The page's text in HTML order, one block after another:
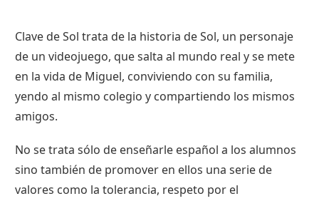
Clave de Sol trata de la historia de Sol, un personaje
de un videojuego, que salta al mundo real y se mete
en la vida de Miguel, conviviendo con su familia,
yendo al mismo colegio y compartiendo los mismos
amigos.
No se trata sólo de enseñarle español a los alumnos
sino también de promover en ellos una serie de
valores como la tolerancia, respeto por el